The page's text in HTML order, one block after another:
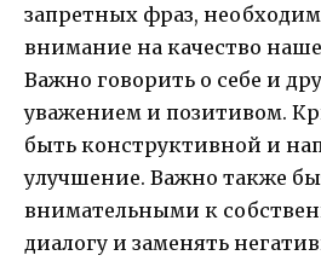
запретных фраз,
внимание на качество
Важно говорить о себе и
уважением и позитивом.
быть конструктивной и
улучшение. Важно также
внимательными к
диалогу и заменять